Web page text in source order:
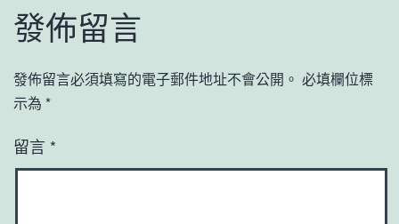
發佈留言
發佈留言必須填寫的電子郵件地址不會公開。 必填欄位標
示為 *
留言 *